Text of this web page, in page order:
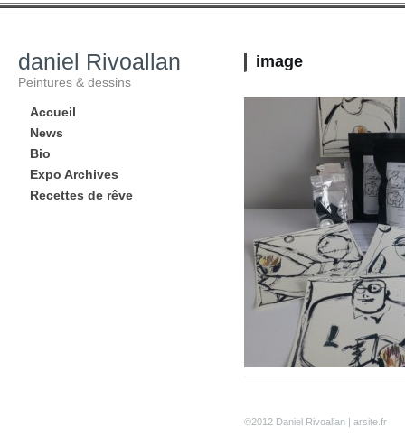
daniel Rivoallan
Peintures & dessins
Accueil
News
Bio
Expo Archives
Recettes de rêve
image
©2012 Daniel Rivoallan | arsite.fr